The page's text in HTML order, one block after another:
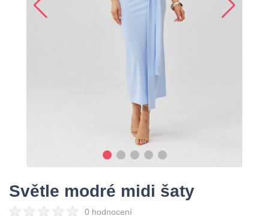
Světle modré midi šaty
0 hodnocení